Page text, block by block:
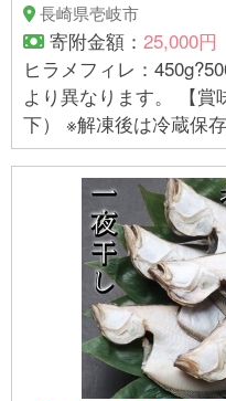
長崎県壱岐市
寄附金額： 25,000円
ヒラメフィレ：
より異なります。 【賞味期限】 冷凍で1年（-18度以
下） ※解凍後は冷蔵保
ださい。 【原料原産地】 長崎県壱岐産（養殖） 【加
工